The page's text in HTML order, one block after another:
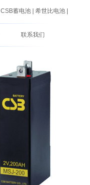
CSB蓄电池 希世比电池
联系我们